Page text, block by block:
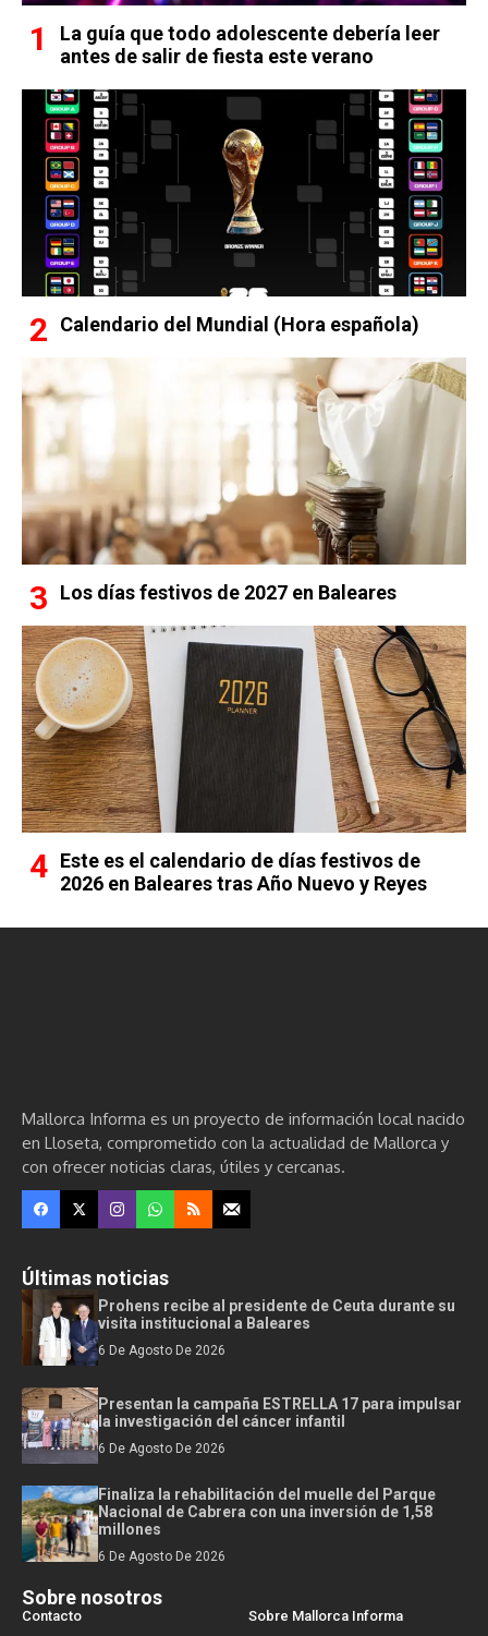
La guía que todo adolescente debería leer
antes de salir de fiesta este verano
Calendario del Mundial (Hora española)
Los días festivos de 2027 en Baleares
Este es el calendario de días festivos de
2026 en Baleares tras Año Nuevo y Reyes
Mallorca Informa es un proyecto de información local nacido
en Lloseta, comprometido con la actualidad de Mallorca y
con ofrecer noticias claras, útiles y cercanas.
Últimas noticias
Prohens recibe al presidente de Ceuta durante su
visita institucional a Baleares
6 De Agosto De 2026
Presentan la campaña ESTRELLA 17 para impulsar
la investigación del cáncer infantil
6 De Agosto De 2026
Finaliza la rehabilitación del muelle del Parque
Nacional de Cabrera con una inversión de 1,58
millones
6 De Agosto De 2026
Sobre nosotros
Contacto Sobre Mallorca Informa